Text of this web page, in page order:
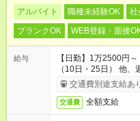
アルバイト 職種未経験OK 社
ブランクOK
WEB登録・面接
給与
【日勤】1万2500円
（10日・25日） 他
＃日収1万円以上
交通費別途支給あ
交通費 全額支給